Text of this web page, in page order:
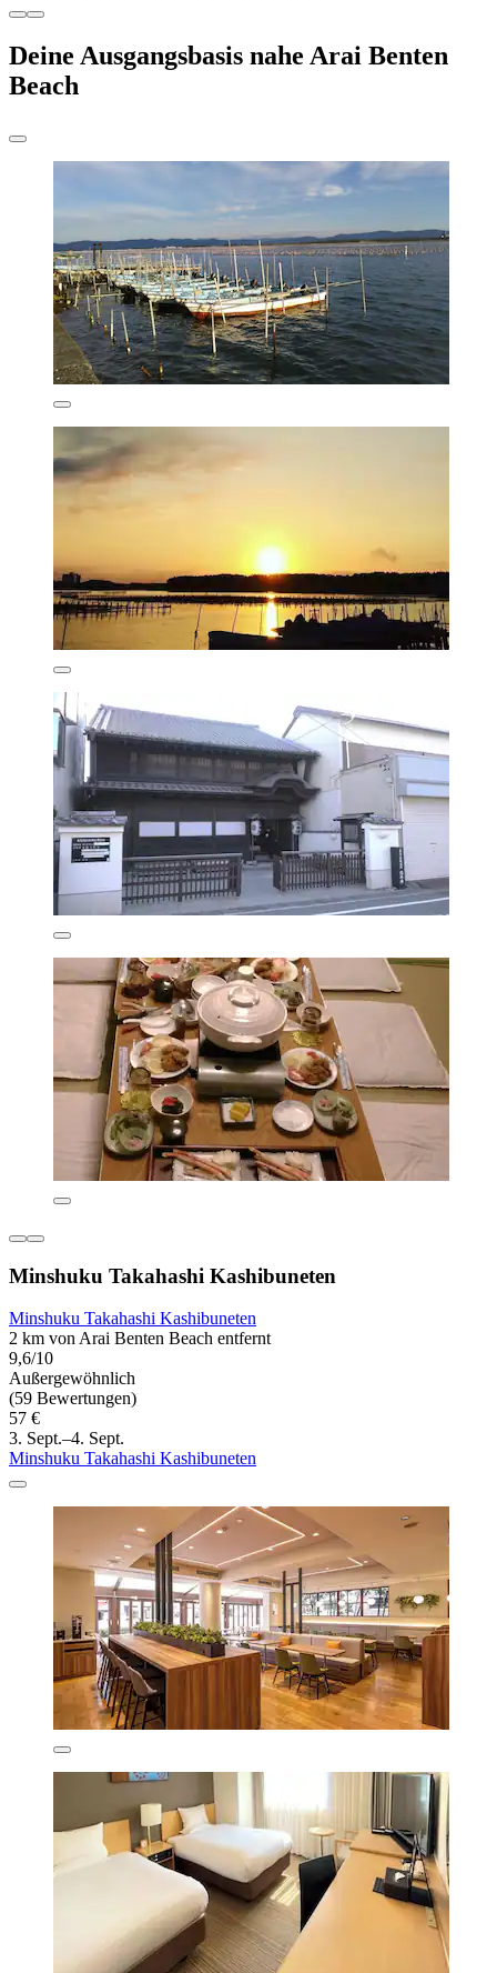
Deine Ausgangsbasis nahe Arai Benten
Beach
Minshuku Takahashi Kashibuneten
Minshuku Takahashi Kashibuneten
2 km von Arai Benten Beach entfernt
9,6/10
Außergewöhnlich
(59 Bewertungen)
57 €
3. Sept.–4. Sept.
Minshuku Takahashi Kashibuneten